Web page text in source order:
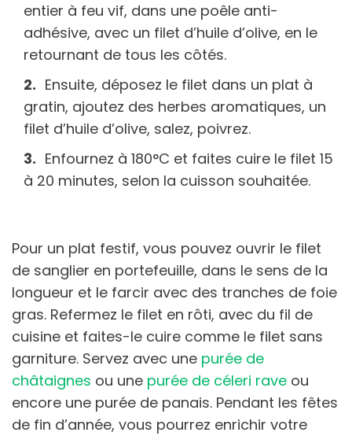
entier à feu vif, dans une poêle anti-
adhésive, avec un filet d’huile d’olive, en le
retournant de tous les côtés.
Ensuite, déposez le filet dans un plat à
gratin, ajoutez des herbes aromatiques, un
filet d’huile d’olive, salez, poivrez.
Enfournez à 180°C et faites cuire le filet 15
à 20 minutes, selon la cuisson souhaitée.
Pour un plat festif, vous pouvez ouvrir le filet
de sanglier en portefeuille, dans le sens de la
longueur et le farcir avec des tranches de foie
gras. Refermez le filet en rôti, avec du fil de
cuisine et faites-le cuire comme le filet sans
garniture. Servez avec une purée de
châtaignes ou une purée de céleri rave ou
encore une purée de panais. Pendant les fêtes
de fin d’année, vous pourrez enrichir votre